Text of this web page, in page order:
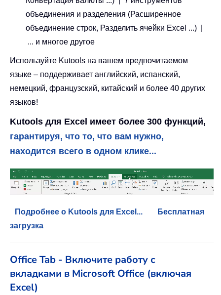
объединения и разделения (Расширенное
объединение строк, Разделить ячейки Excel ...) |
... и многое другое
Используйте Kutools на вашем предпочитаемом
языке – поддерживает английский, испанский,
немецкий, французский, китайский и более 40 других
языков!
Kutools для Excel имеет более 300 функций,
гарантируя, что то, что вам нужно,
находится всего в одном клике...
Подробнее о Kutools для Excel...
Бесплатная
загрузка
Office Tab - Включите работу с
вкладками в Microsoft Office (включая
Excel)